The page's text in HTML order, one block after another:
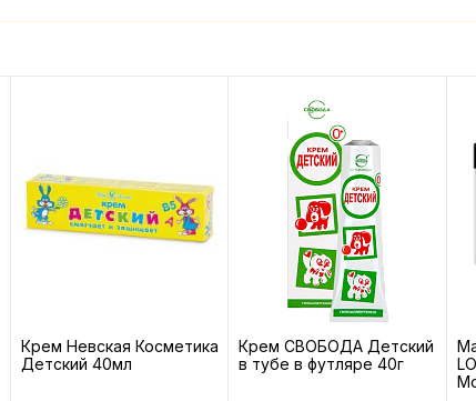
Крем Невская Косметика
Детский 40мл
Крем СВОБОДА Детский
в тубе в футляре 40г